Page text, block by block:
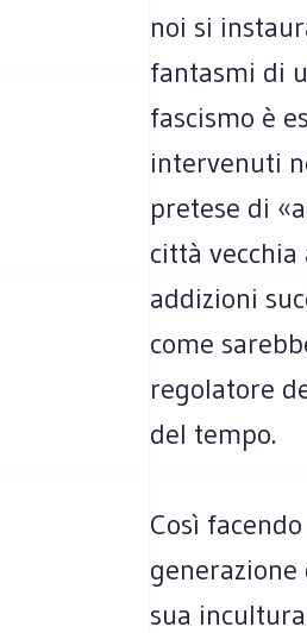
noi si
fantasmi di
fascismo è
intervenuti
pretese di
città
addizioni
come
regolatore
del tempo.
Così
sua